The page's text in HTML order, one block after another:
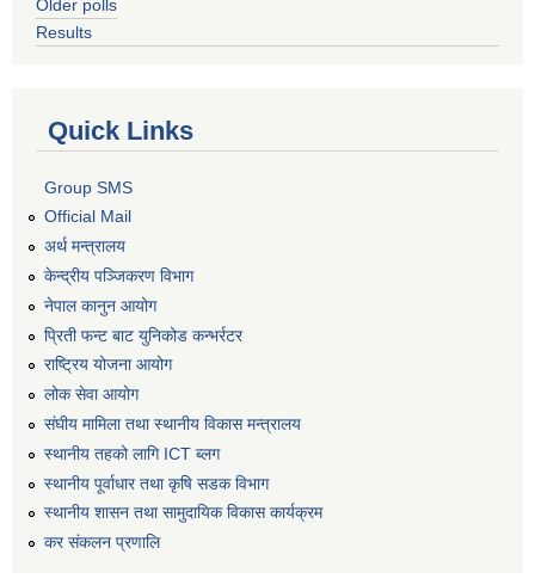
Older polls
Results
Quick Links
Group SMS
Official Mail
अर्थ मन्त्रालय
केन्द्रीय पञ्जिकरण विभाग
नेपाल कानुन आयोग
प्रिती फन्ट बाट युनिकोड कन्भर्रटर
राष्ट्रिय योजना आयोग
लोक सेवा आयोग
संघीय मामिला तथा स्थानीय विकास मन्त्रालय
स्थानीय तहको लागि ICT ब्लग
स्थानीय पूर्वाधार तथा कृषि सडक विभाग
स्थानीय शासन तथा सामुदायिक विकास कार्यक्रम
कर स‌ंकलन प्रणालि